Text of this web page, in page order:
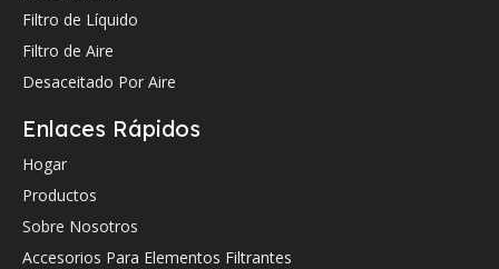
Filtro de aceite de
retorno hidráulico para
accesorios de bomba de
mezcladores
excavadoras LH070081
Filtro de Líquido
Filtro de Aire
Desaceitado Por Aire
Enlaces Rápidos
Hogar
Productos
Sobre Nosotros
Accesorios Para Elementos Filtrantes